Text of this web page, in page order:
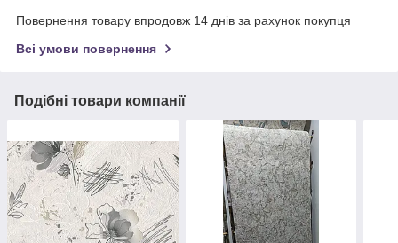
Повернення товару впродовж 14 днів за рахунок покупця
Всі умови повернення
Подібні товари компанії